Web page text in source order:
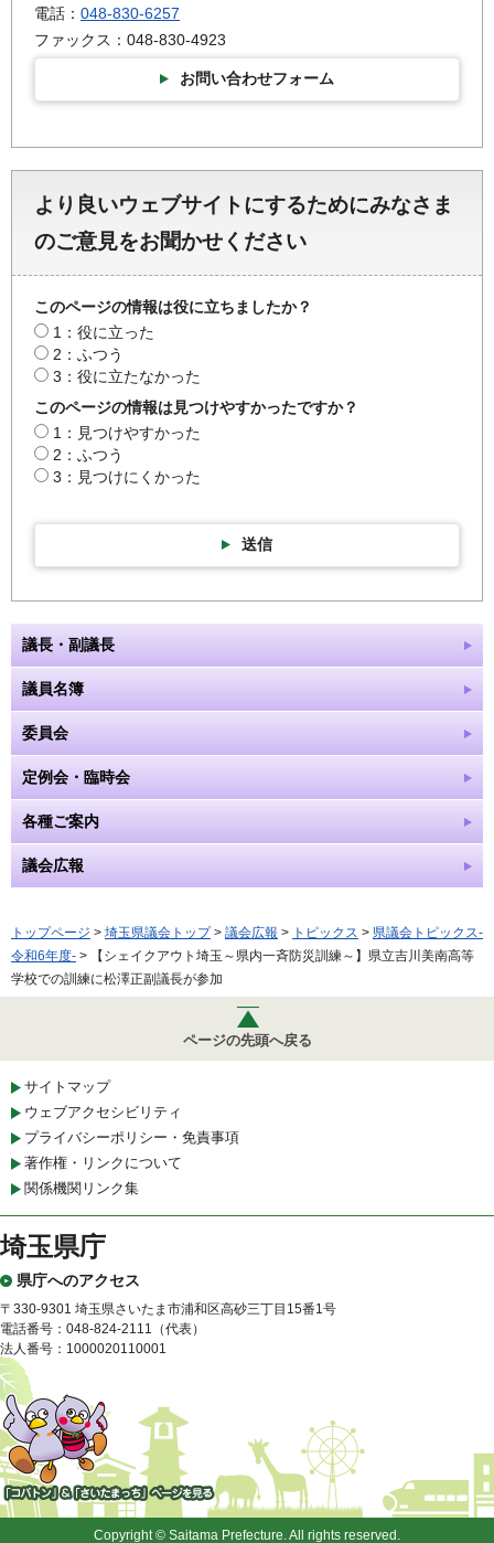
電話： 048-830-6257
ファックス：048-830-4923
お問い合わせフォーム
より良いウェブサイトにするためにみなさま
のご意見をお聞かせください
このページの情報は役に立ちましたか？
1：役に立った
2：ふつう
3：役に立たなかった
このページの情報は見つけやすかったですか？
1：見つけやすかった
2：ふつう
3：見つけにくかった
送信
議長・副議長
議員名簿
委員会
定例会・臨時会
各種ご案内
議会広報
トップページ > 埼玉県議会トップ> 議会広報 > トピックス > 県議会トピックス-
令和6年度- > 【シェイクアウト埼玉～県内一斉防災訓練～】県立吉川美南高等
学校での訓練に松澤正副議長が参加
ページの先頭へ戻る
サイトマップ
ウェブアクセシビリティ
プライバシーポリシー・免責事項
著作権・リンクについて
関係機関リンク集
埼玉県庁
県庁へのアクセス
〒330-9301 埼玉県さいたま市浦和区高砂三丁目15番1号
電話番号：048-824-2111（代表）
法人番号：1000020110001
「コバトン」&「さいたまっ
Copyright © Saitama Prefecture. All rights reserved.